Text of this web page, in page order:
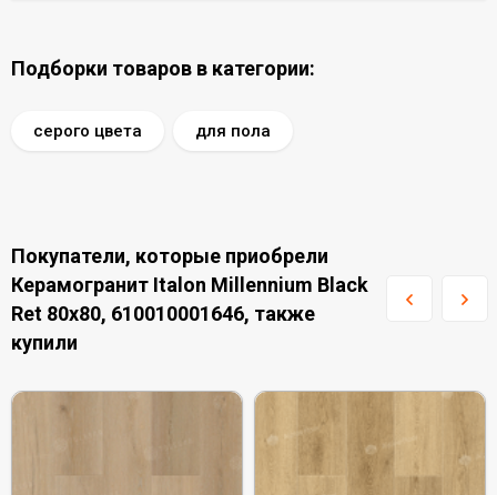
Подборки товаров в категории:
серого цвета для пола
Покупатели, которые приобрели
Керамогранит Italon Millennium Black
Ret 80x80, 610010001646, также
купили